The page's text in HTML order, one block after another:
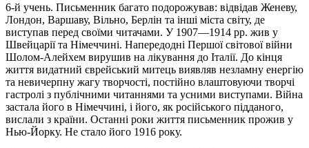
6-й учень. Письменник багато подорожував: відвідав Женеву,
Лондон, Варшаву, Вільно, Берлін та інші міста світу, де
виступав перед своїми читачами. У 1907—1914 рр. жив у
Швейцарії та Німеччині. Напередодні Першої світової війни
Шолом-Алейхем вирушив на лікування до Італії. До кінця
життя видатний єврейський митець виявляв незламну енергію
та невичерпну жагу творчості, постійно влаштовуючи творчі
гастролі з публічними читаннями та усними виступами. Війна
застала його в Німеччині, і його, як російського підданого,
вислали з країни. Останні роки життя письменник прожив у
Нью-Йорку. Не стало його 1916 року.